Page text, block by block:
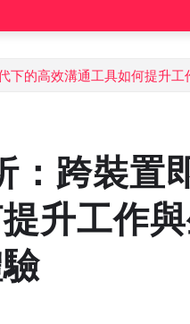
下的高效溝通工具如何提升
：跨裝
升工作